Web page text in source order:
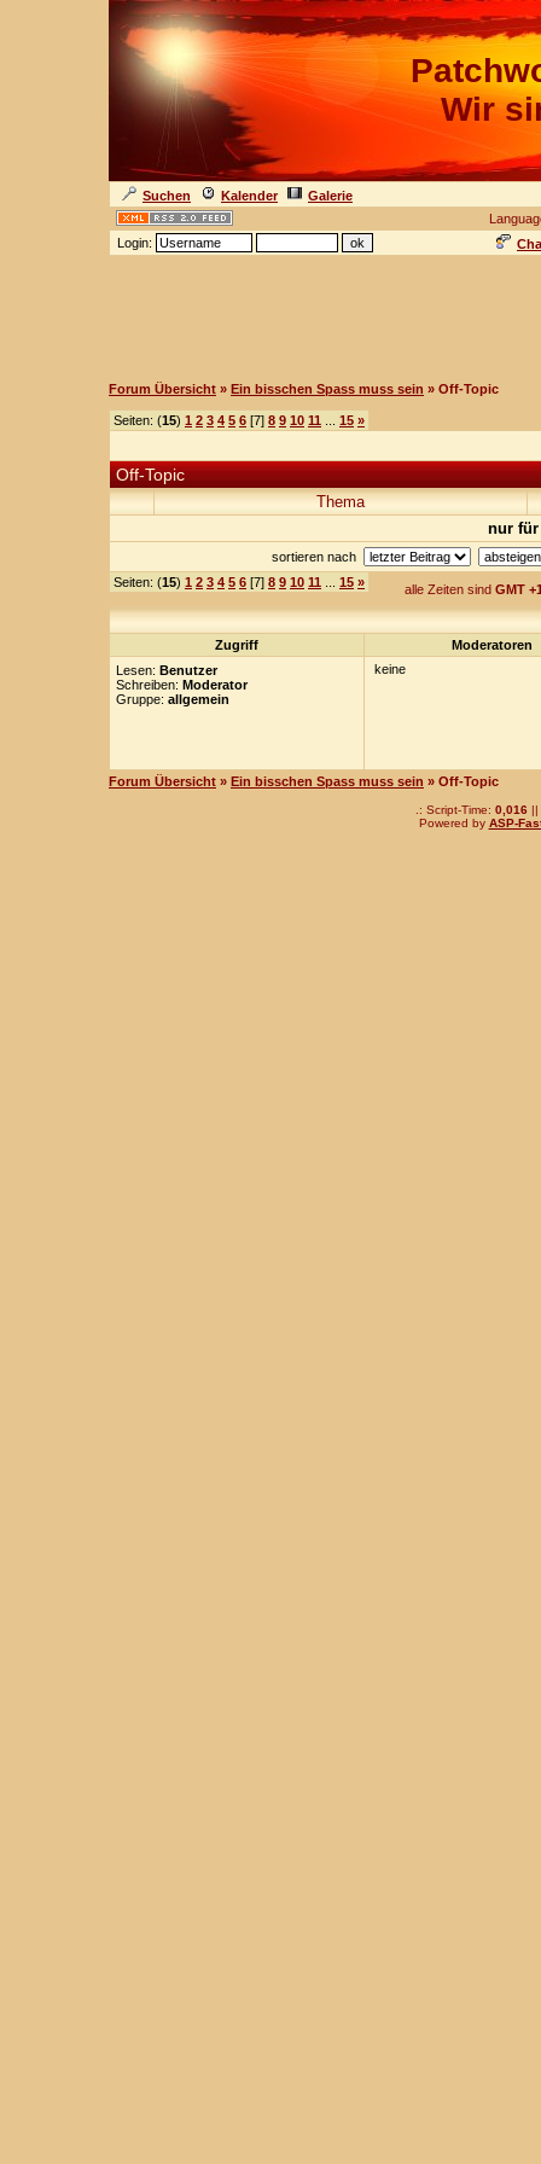
Wir
Suchen Kalender
Galerie
Login:
Forum Übersicht » Ein bisschen Spass muss sein » Off-Topic
Seiten: (15) 1 2 3 4 5 6 [7] 8 9 10 11 15 »
Off-Topic
Thema
nur für
sortieren nach
Seiten: (15) 1 2 3 4 5 6 [7] 8 9 10 11 15 » alle Zeiten sind GMT
Zugriff
Moderatoren
Lesen: Benutzer
Schreiben: Moderator
Gruppe: allgemein
keine
Forum Übersicht » Ein bisschen Spass muss sein » Off-Topic
.: Script-Time: 0,016 ||
Powered by ASP-